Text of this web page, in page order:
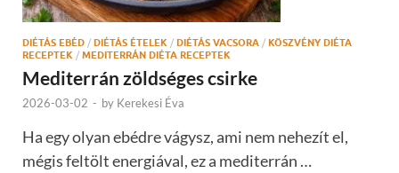
DIÉTÁS EBÉD / DIÉTÁS ÉTELEK / DIÉTÁS VACSORA / KÖSZVÉNY DIÉTA
RECEPTEK / MEDITERRÁN DIÉTA RECEPTEK
Mediterrán zöldséges csirke
2026-03-02 - by Kerekesi Éva
Ha egy olyan ebédre vágysz, ami nem nehezít el,
mégis feltölt energiával, ez a mediterrán …